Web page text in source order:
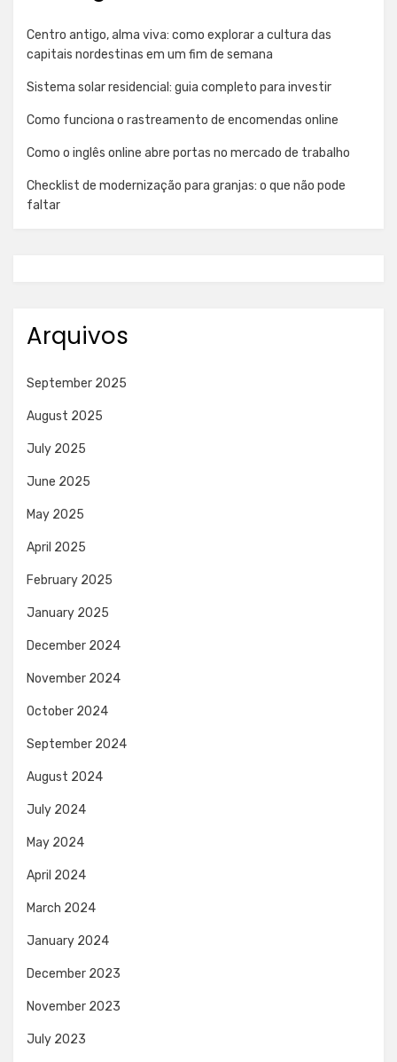
Centro antigo, alma viva: como explorar a cultura das
capitais nordestinas em um fim de semana
Sistema solar residencial: guia completo para investir
Como funciona o rastreamento de encomendas online
Como o inglês online abre portas no mercado de trabalho
Checklist de modernização para granjas: o que não pode
faltar
Arquivos
September 2025
August 2025
July 2025
June 2025
May 2025
April 2025
February 2025
January 2025
December 2024
November 2024
October 2024
September 2024
August 2024
July 2024
May 2024
April 2024
March 2024
January 2024
December 2023
November 2023
July 2023